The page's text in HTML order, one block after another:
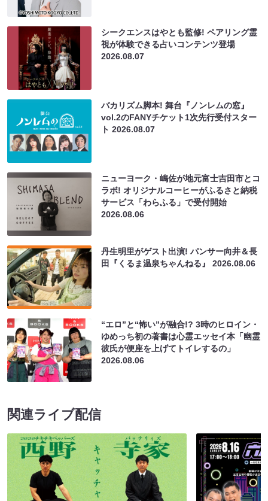
シークエンスはやとも監修! ペアリング霊
視が体験できる占いコンテンツ登場
2026.08.07
バカリズム脚本! 舞台『ノンレムの窓』
vol.2のFANYチケット1次先行受付スター
ト2026.08.07
ニューヨーク・嶋佐が地元富士吉田市とコ
ラボ! オリジナルコーヒーがふるさと納税
サービス「わらふる」で受付開始
2026.08.06
丹生明里がゲスト出演! パンサー向井＆長
田『くるま温泉ちゃんねる』2026.08.06
“エロ”と“怖い”が融合!? 3時のヒロイン・
ゆめっち初の著書は心霊エッセイ本「幽霊
彼氏が便座を上げてトイレするの」
2026.08.06
関連ライブ配信